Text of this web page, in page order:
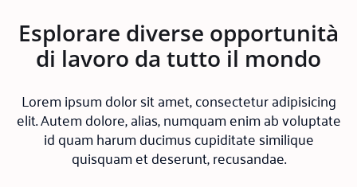
Esplorare diverse opportunità
di lavoro da tutto il mondo
Lorem ipsum dolor sit amet, consectetur adipisicing
elit. Autem dolore, alias, numquam enim ab voluptate
id quam harum ducimus cupiditate similique
quisquam et deserunt, recusandae.